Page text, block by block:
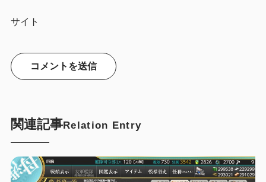
サイト
関連記事Relation Entry